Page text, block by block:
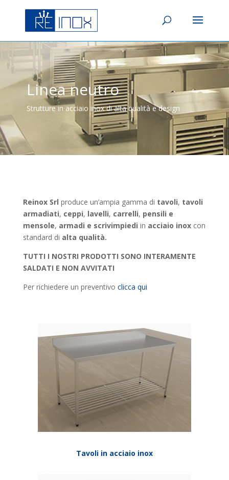
Linea neutro
Strutture in acciaio inox di alta qualità e design
Reinox Srl produce un’ampia gamma di tavoli, tavoli
armadiati, ceppi, lavelli, carrelli, pensili e
mensole, armadi e scrivimpiedi in acciaio inox con
standard di alta qualità.
TUTTI I NOSTRI PRODOTTI SONO INTERAMENTE
SALDATI E NON AVVITATI
Per richiedere un preventivo clicca qui
Tavoli in acciaio inox